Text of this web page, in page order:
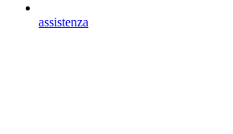
assistenza